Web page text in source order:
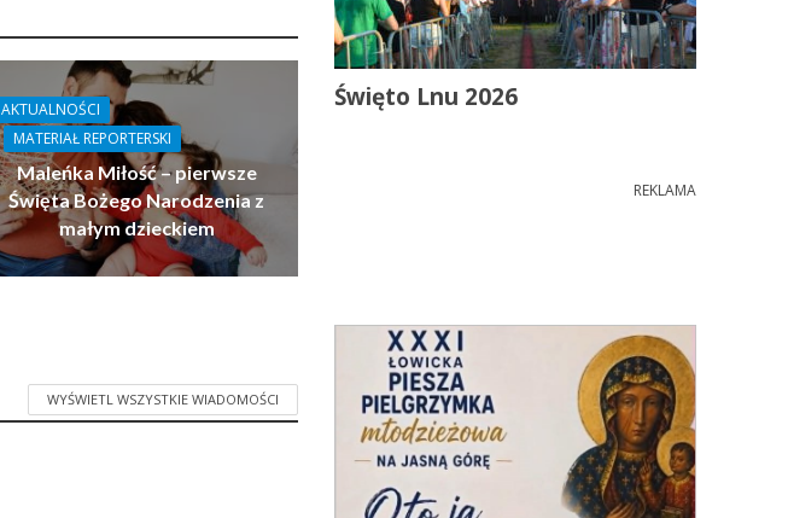
AKTUALNOŚCI
MATERIAŁ REPORTERSKI
Maleńka Miłość – pierwsze
Święta Bożego Narodzenia z
małym dzieckiem
WYŚWIETL WSZYSTKIE WIADOMOŚCI
Święto Lnu 2026
REKLAMA